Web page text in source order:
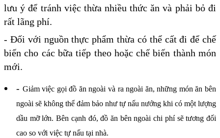
lưu ý để tránh việc thừa nhiều thức ăn và phải bỏ đi
rất lãng phí.
- Đối với nguồn thực phẩm thừa có thể cất đi để chế
biến cho các bữa tiếp theo hoặc chế biến thành món
mới.
- Giảm việc gọi đồ ăn ngoài và ra ngoài ăn, những món ăn bên
ngoài sẽ không thể đảm bảo như tự nấu nướng khi có một lượng
dầu mỡ lớn. Bên cạnh đó, đồ ăn bên ngoài chi phí sẽ tương đối
cao so với việc tự nấu tại nhà.